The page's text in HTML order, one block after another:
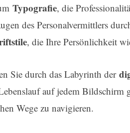
Typografie, die
des Personalvermittlers
, die Ihre Persönlichkeit
Sie durch das Labyrinth der
auf jedem
Wege zu navigieren.